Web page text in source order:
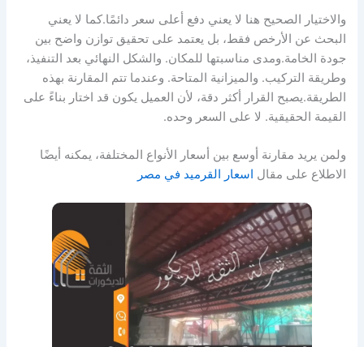
والاختيار الصحيح هنا لا يعني دفع أعلى سعر دائمًا.كما لا يعني
البحث عن الأرخص فقط، بل يعتمد على تحقيق توازن واضح بين
جودة الخامة.ومدى مناسبتها للمكان. والشكل النهائي بعد التنفيذ،
وطريقة التركيب. والميزانية المتاحة. وعندما تتم المقارنة بهذه
الطريقة.يصبح القرار أكثر دقة، لأن العميل يكون قد اختار بناءً على
القيمة الحقيقية. لا على السعر وحده.
ولمن يريد مقارنة أوسع بين أسعار الأنواع المختلفة، يمكنه أيضًا
الاطلاع على مقال اسعار القرميد في مصر